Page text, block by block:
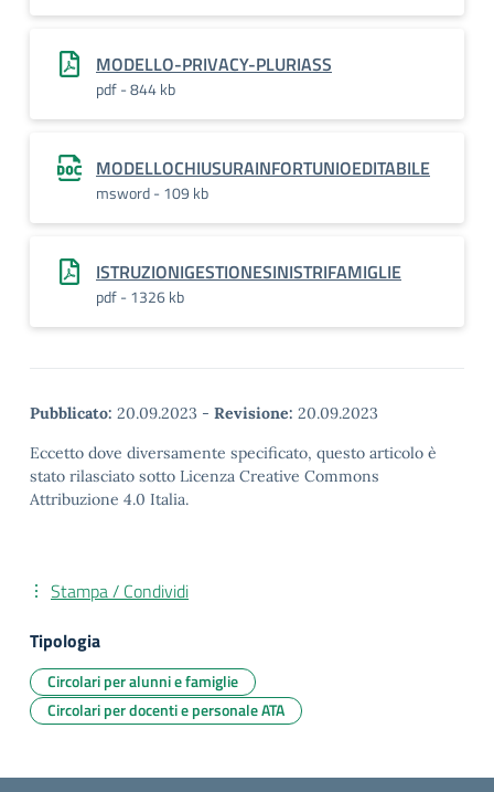
MODELLO-PRIVACY-PLURIASS
pdf - 844 kb
MODELLOCHIUSURAINFORTUNIOEDITABILE
msword - 109 kb
ISTRUZIONIGESTIONESINISTRIFAMIGLIE
pdf - 1326 kb
Pubblicato: 20.09.2023 - Revisione: 20.09.2023
Eccetto dove diversamente specificato, questo articolo è
stato rilasciato sotto Licenza Creative Commons
Attribuzione 4.0 Italia.
Stampa / Condividi
Tipologia
Circolari per alunni e famiglie
Circolari per docenti e personale ATA